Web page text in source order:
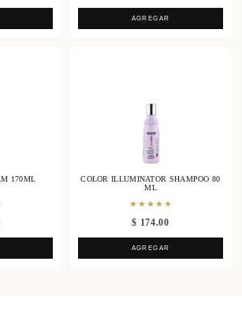
AGREGAR
170ML
COLOR ILLUMINATOR SHAMPOO 80
ML
★★★★★
$ 174.00
AGREGAR